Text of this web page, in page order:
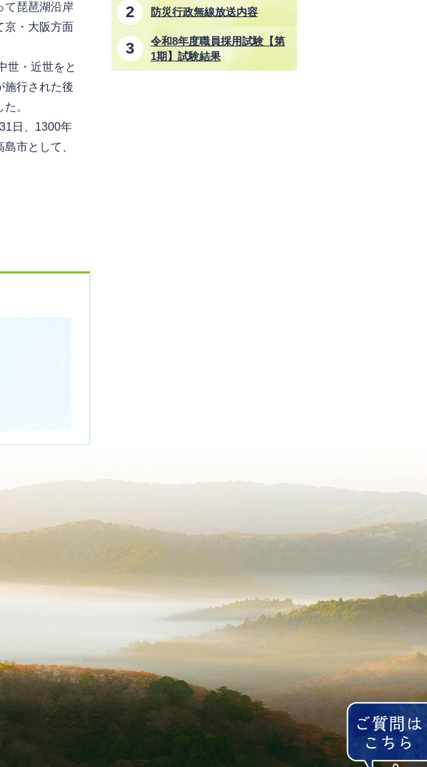
て琵琶湖沿岸
京・大阪方面
世・近世をと
施行された後
。
日、1300年
市として、
防災行政無線放送内容
令和8年度職員採用試験【第
1期】試験結果